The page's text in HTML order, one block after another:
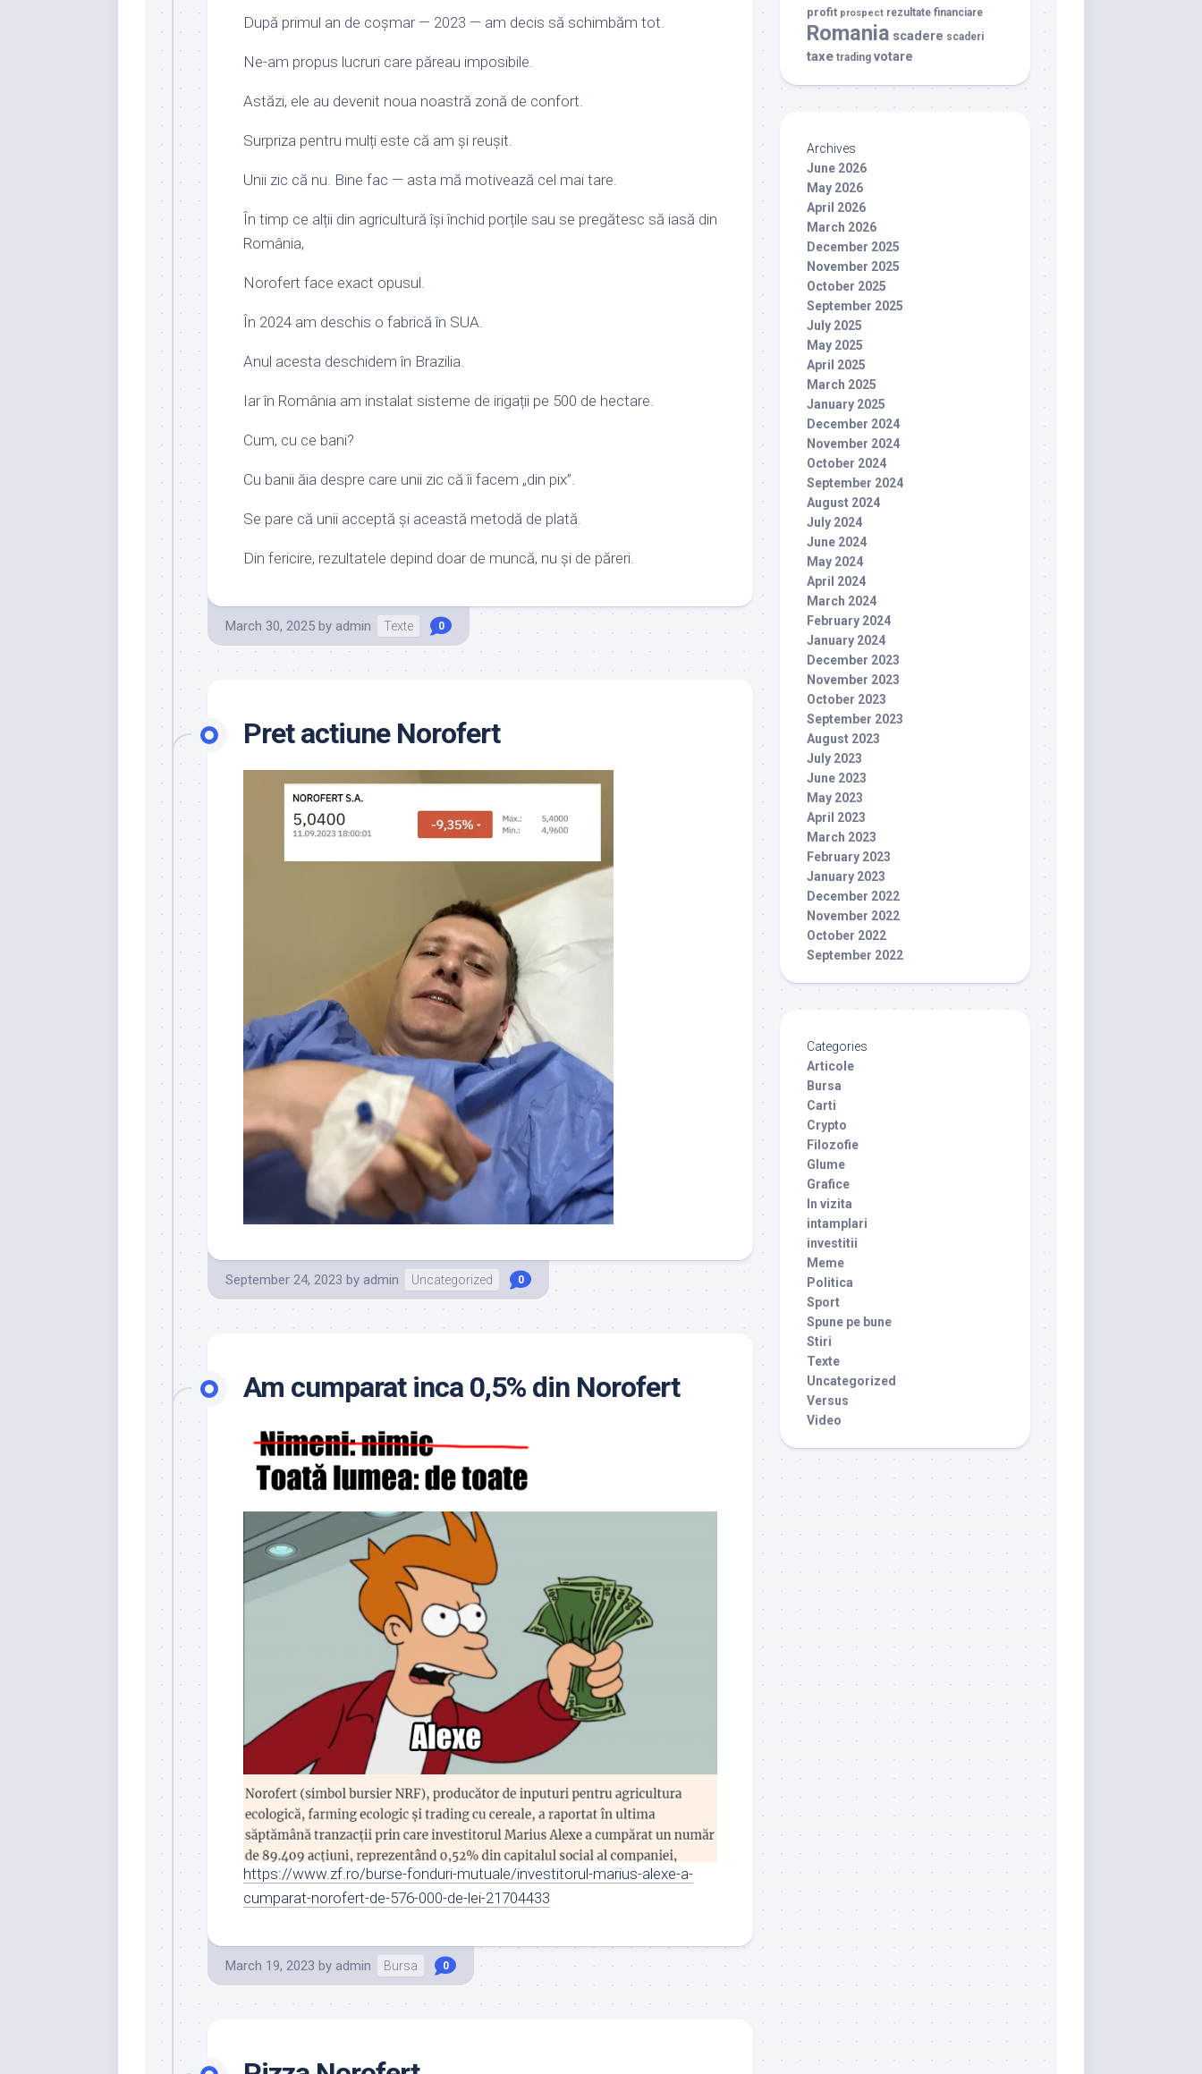
După primul an de coșmar — 2023 — am decis să schimbăm tot.
Ne-am propus lucruri care păreau imposibile.
Astăzi, ele au devenit noua noastră zonă de confort.
Surpriza pentru mulți este că am și reușit.
Unii zic că nu. Bine fac — asta mă motivează cel mai tare.
În timp ce alții din agricultură își închid porțile sau se pregătesc să iasă din
România,
Norofert face exact opusul.
În 2024 am deschis o fabrică în SUA.
Anul acesta deschidem în Brazilia.
Iar în România am instalat sisteme de irigații pe 500 de hectare.
Cum, cu ce bani?
Cu banii ăia despre care unii zic că îi facem „din pix”.
Se pare că unii acceptă și această metodă de plată.
Din fericire, rezultatele depind doar de muncă, nu și de păreri.
March 30, 2025 by admin Texte 0
Pret actiune Norofert
September 24, 2023 by admin Uncategorized 0
Am cumparat inca 0,5% din Norofert
https://www.zf.ro/burse-fonduri-mutuale/investitorul-marius-alexe-a-
cumparat-norofert-de-576-000-de-lei-21704433
March 19, 2023 by admin Bursa 0
profit prospect rezultate financiare
Romania scadere scaderi
taxe trading votare
Archives
June 2026
May 2026
April 2026
March 2026
December 2025
November 2025
October 2025
September 2025
July 2025
May 2025
April 2025
March 2025
January 2025
December 2024
November 2024
October 2024
September 2024
August 2024
July 2024
June 2024
May 2024
April 2024
March 2024
February 2024
January 2024
December 2023
November 2023
October 2023
September 2023
August 2023
July 2023
June 2023
May 2023
April 2023
March 2023
February 2023
January 2023
December 2022
November 2022
October 2022
September 2022
Categories
Articole
Bursa
Carti
Crypto
Filozofie
Glume
Grafice
In vizita
intamplari
investitii
Meme
Politica
Sport
Spune pe bune
Stiri
Texte
Uncategorized
Versus
Video